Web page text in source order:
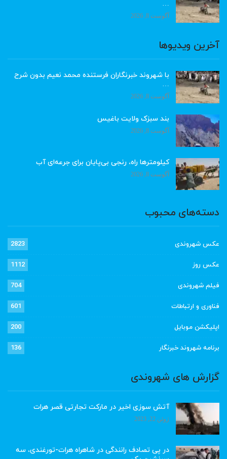
…
آگوست 8, 2026
آخرین ویدیوها
با شهروند خبرنگاران فرستنده محمد نعیم بدون شرح
…
آگوست 8, 2026
بند سبزک ولایت باغیس
آگوست 8, 2026
کیلومترها راه، رنجی بی‌پایان برای جرعه‌ای آب
آگوست 8, 2026
دسته‌های محبوب
عکس شهروندی 2823
عکس روز 1112
فیلم شهروندی 704
فناوری و ارتباطات 601
اپلیکشن موبایل 200
برنامه شهروند خبرنگار 136
گزارش های شهروندی
آتش سوزی اخیر در مارکت تجارتی قصر هرات
ژوئن 22, 2023
در پی تصادف رانندگی در شاهراه هرات-تورغندی، سه